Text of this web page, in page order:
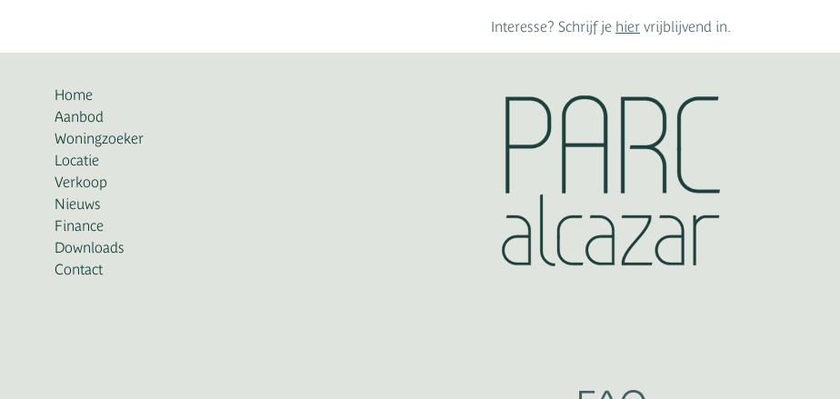
Interesse? Schrijf je hier vrijblijvend in.
Home
Aanbod
Appartementen
Woningen
Penthouses
Bouwkavels
Woningzoeker
Locatie
Verkoop
Nieuws
Finance
Downloads
Contact